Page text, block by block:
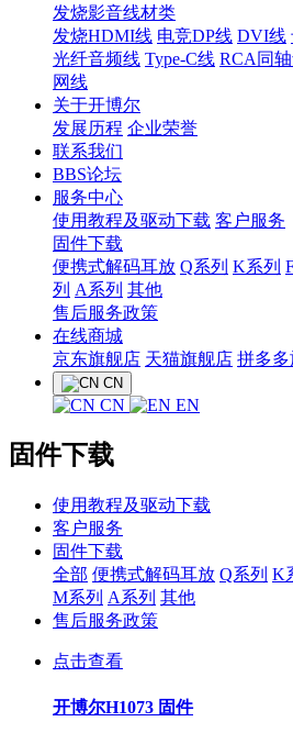
发烧影音线材类
发烧HDMI线 电竞DP线 DVI线
光纤音频线 Type-C线 RCA同
网线
关于开博尔
发展历程 企业荣誉
联系我们
BBS论坛
服务中心
使用教程及驱动下载 客户服务
固件下载
便携式解码耳放 Q系列 K系列
列 A系列 其他
售后服务政策
在线商城
京东旗舰店 天猫旗舰店 拼多
CN
CN EN
固件下载
使用教程及驱动下载
客户服务
固件下载
全部 便携式解码耳放 Q系列 K
M系列 A系列 其他
售后服务政策
点击查看
开博尔H1073 固件